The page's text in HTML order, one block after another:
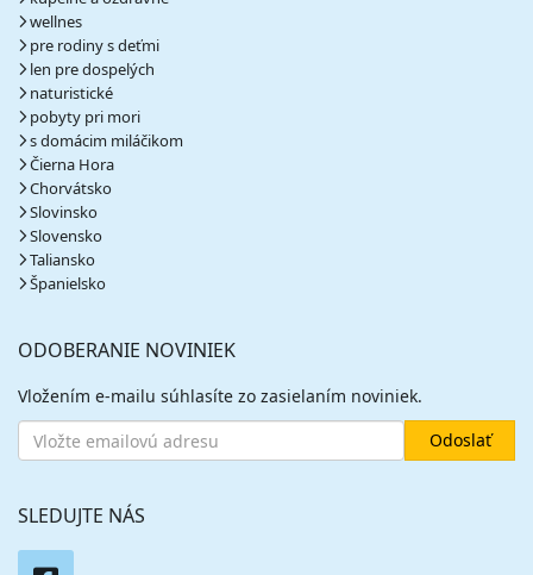
wellnes
pre rodiny s deťmi
len pre dospelých
naturistické
pobyty pri mori
s domácim miláčikom
Čierna Hora
Chorvátsko
Slovinsko
Slovensko
Taliansko
Španielsko
ODOBERANIE NOVINIEK
Vložením e-mailu súhlasíte zo zasielaním noviniek.
SLEDUJTE NÁS